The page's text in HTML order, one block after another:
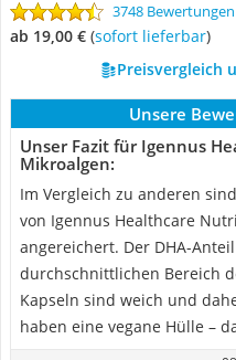
3748 Bewertungen
ab 19,00 € ( Sofort lieferbar)
Preisvergleich
Unsere
Unser Fazit für Igennus
Mikroalgen:
Im Vergleich zu anderen
von Igennus Healthcare
angereichert. Der DHA-
durchschnittlichen Bereich
Kapseln sind weich und
haben eine vegane Hülle –